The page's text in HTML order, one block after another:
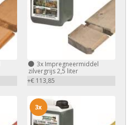
3xImpregneermiddel
zilvergrijs 2,5 liter
+€ 113,85
3x